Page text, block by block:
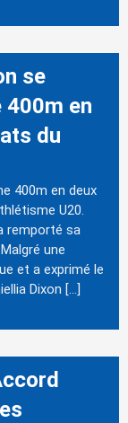
se
400m en
du
400m en deux
U20.
remporté sa
une
et a exprimé le
Dixon […]